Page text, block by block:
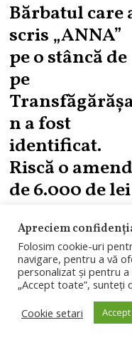
Bărbatul care
scris „ANNA”
pe o stâncă de
pe
n a fost
identificat.
Riscă o
de 6.000 de lei
Bărbatul filmat
timp ce scria
„ANNA” cu spray
pe o stâncă de pe
Transfăgărășan a
Apreciem
Folosim cookie-uri
navigare, pentru a vă
personalizat și pentru a
„Accept toate”, sunteți
Cookie setari
Accept